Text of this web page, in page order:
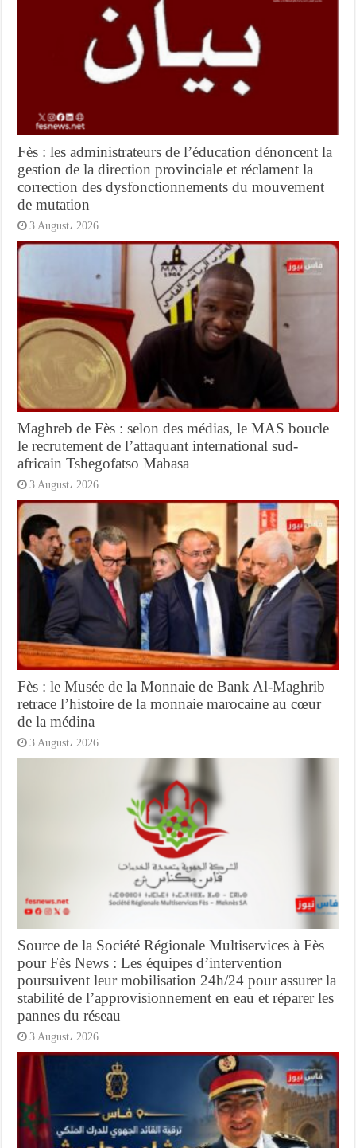
Fès : les administrateurs de l’éducation dénoncent la
gestion de la direction provinciale et réclament la
correction des dysfonctionnements du mouvement
de mutation
3 August، 2026
Maghreb de Fès : selon des médias, le MAS boucle
le recrutement de l’attaquant international sud-
africain Tshegofatso Mabasa
3 August، 2026
Fès : le Musée de la Monnaie de Bank Al-Maghrib
retrace l’histoire de la monnaie marocaine au cœur
de la médina
3 August، 2026
Source de la Société Régionale Multiservices à Fès
pour Fès News : Les équipes d’intervention
poursuivent leur mobilisation 24h/24 pour assurer la
stabilité de l’approvisionnement en eau et réparer les
pannes du réseau
3 August، 2026